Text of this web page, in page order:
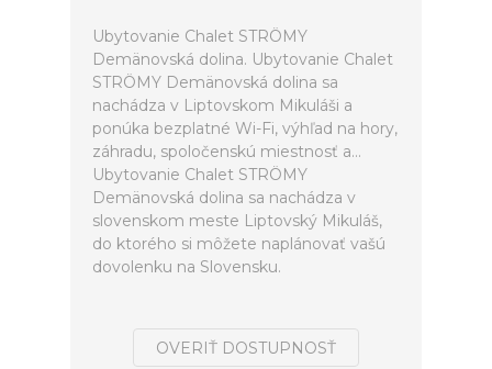
Ubytovanie Chalet STRÖMY
Demänovská dolina. Ubytovanie Chalet
STRÖMY Demänovská dolina sa
nachádza v Liptovskom Mikuláši a
ponúka bezplatné Wi-Fi, výhľad na hory,
záhradu, spoločenskú miestnosť a...
Ubytovanie Chalet STRÖMY
Demänovská dolina sa nachádza v
slovenskom meste Liptovský Mikuláš,
do ktorého si môžete naplánovať vašú
dovolenku na Slovensku.
OVERIŤ DOSTUPNOSŤ